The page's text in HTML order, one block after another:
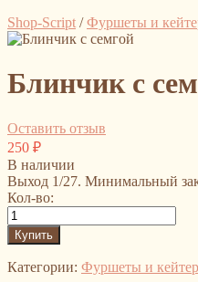
Shop-Script /Фуршеты и
Блинчик с
Оставить отзыв
250 ₽
В наличии
Выход 1/27. Минимальный
Кол-во:
Категории: Фуршеты и